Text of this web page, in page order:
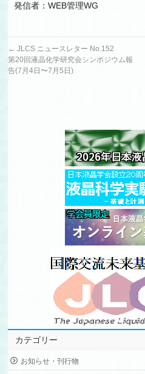
発信者：WEB管理WG
← JLCS ニュースレター No.152
第20回液晶化学研究会シンポジウム報
告(7月4日〜7月5日)
カテゴリー
お知らせ・刊行物